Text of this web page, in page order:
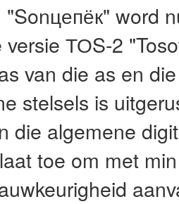
word
versie ТОS-2
van die as en
stelsels is
die algemene
toe om met